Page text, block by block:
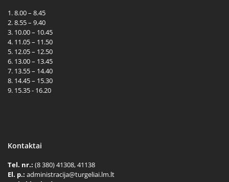
1. 8.00 – 8.45
2. 8.55 – 9.40
3. 10.00 – 10.45
4. 11.05 – 11.50
5. 12.05 – 12.50
6. 13.00 – 13.45
7. 13.55 – 14.40
8. 14.45 – 15.30
9. 15.35 - 16.20
Kontaktai
Tel. nr.: (8 380) 41308, 41138
El. p.: administracija@turgeliai.lm.lt